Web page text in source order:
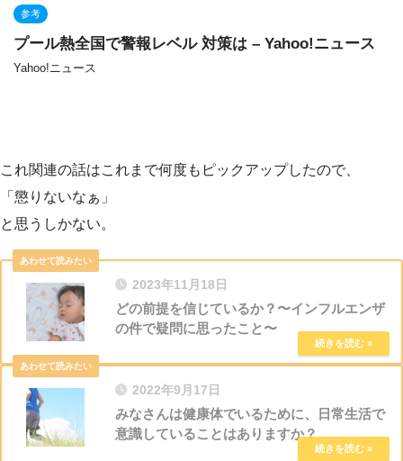
参考
プール熱全国で警報レベル 対策は – Yahoo!ニュース
Yahoo!ニュース
これ関連の話はこれまで何度もピックアップしたので、
「懲りないなぁ」
と思うしかない。
2023年11月18日
どの前提を信じているか？〜インフルエンザ
の件で疑問に思ったこと〜
2022年9月17日
みなさんは健康体でいるために、日常生活で
意識していることはありますか？